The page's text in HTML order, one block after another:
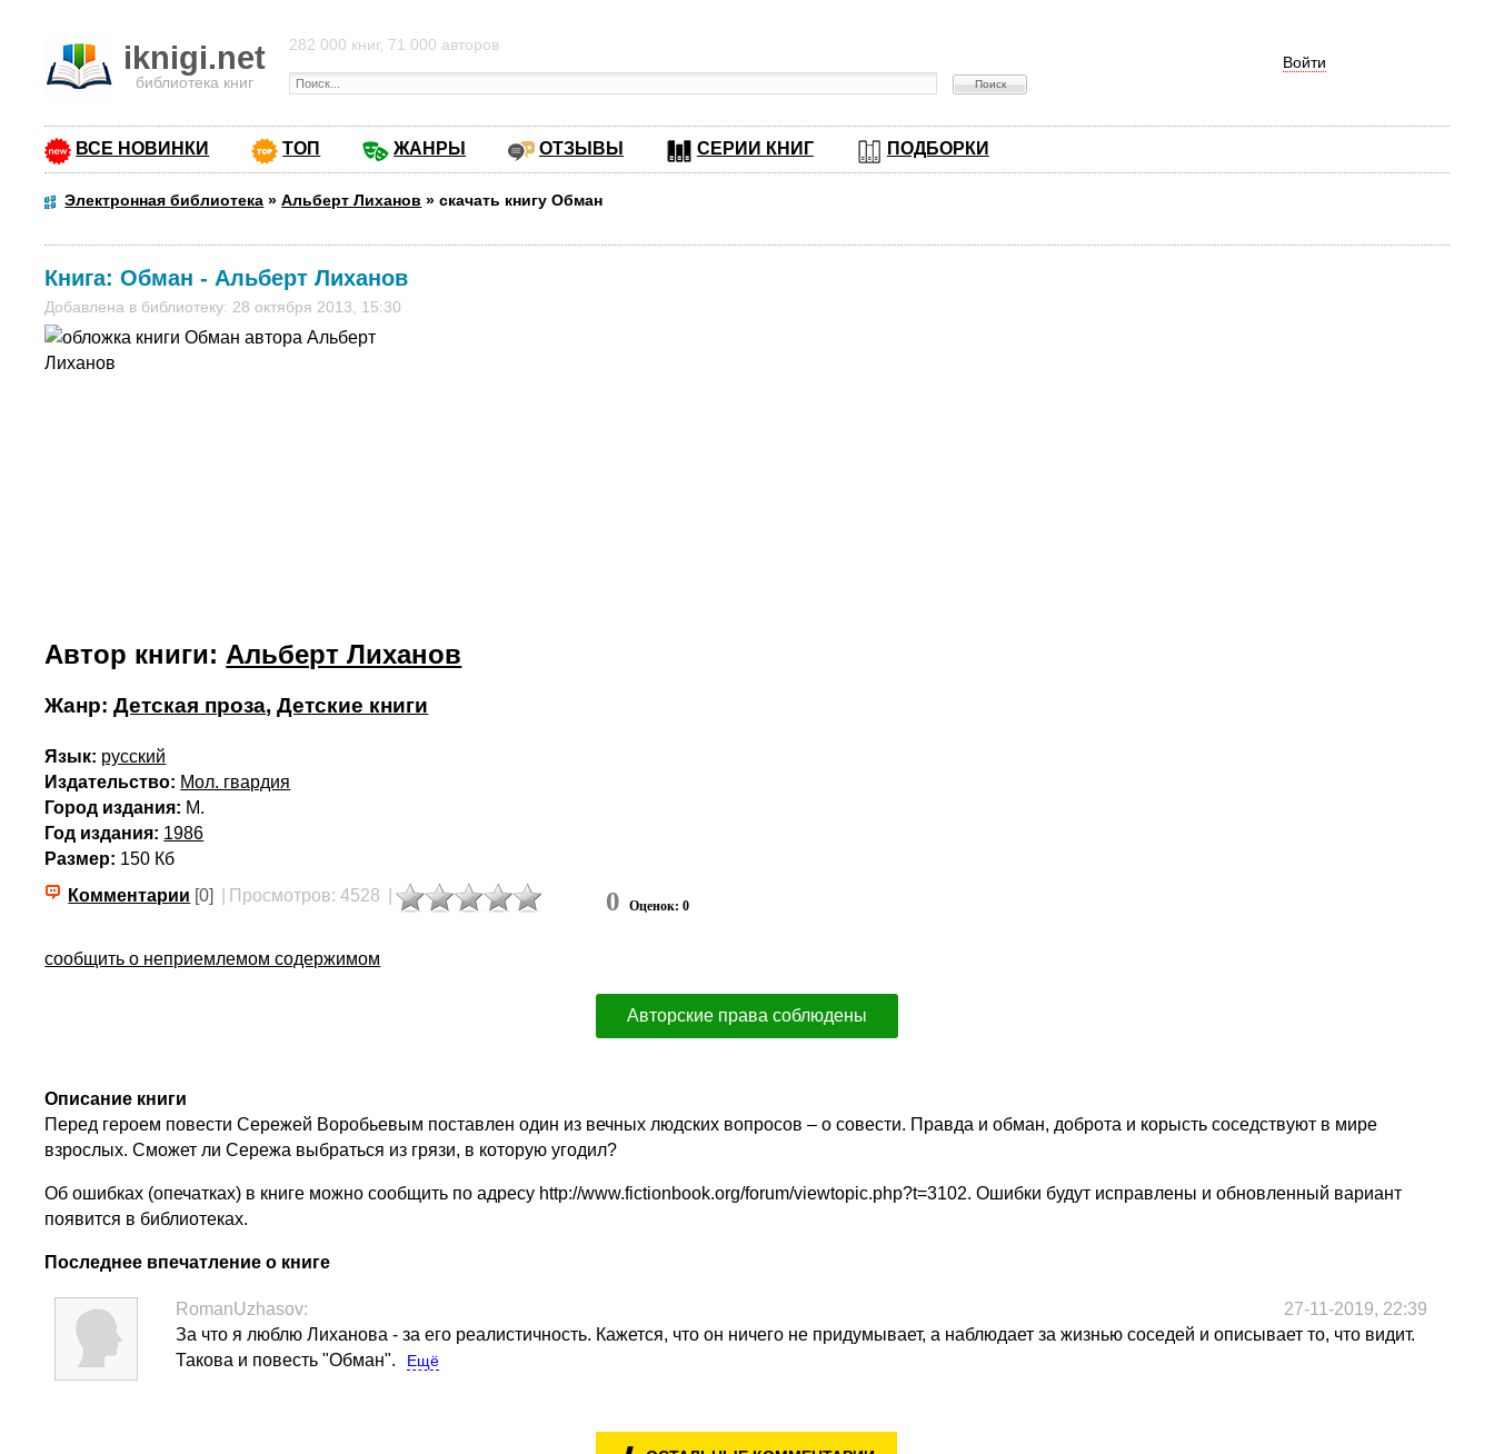
iknigi.net
библиотека книг
Войти
282 000 книг, 71 000 авторов
ВСЕ НОВИНКИ ТОП ЖАНРЫ ОТЗЫВЫ СЕРИИ КНИГ ПОДБОРКИ
Электронная библиотека »Альберт Лиханов »скачать книгу Обман
Книга:Обман - Альберт Лиханов
Добавлена в библиотеку: 28 октября 2013, 15:30
Автор книги: Альберт Лиханов
Жанр:Детская проза,Детские книги
Язык: русский
Издательство: Мол. гвардия
Город издания: М.
Год издания: 1986
Размер: 150 Кб
Комментарии [0] Просмотров: 4528 0 Оценок: 0
сообщить о неприемлемом содержимом
Авторские права соблюдены
Описание книги
Перед героем повести Сережей Воробьевым поставлен один из вечных людских вопросов – о совести. Правда и обман, доброта и корысть соседствуют в мире
взрослых. Сможет ли Сережа выбраться из грязи, в которую угодил?
Об ошибках (опечатках) в книге можно сообщить по адресу http://www.fictionbook.org/forum/viewtopic.php?t=3102. Ошибки будут исправлены и обновленный вариант
появится в библиотеках.
Последнее впечатление о книге
RomanUzhasov:
27-11-2019, 22:39
За что я люблю Лиханова - за его реалистичность. Кажется, что он ничего не придумывает, а наблюдает за жизнью соседей и описывает то, что видит.
Такова и повесть "Обман".
Ещё